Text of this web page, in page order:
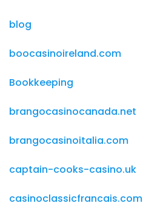
blog
boocasinoireland.com
Bookkeeping
brangocasinocanada.net
brangocasinoitalia.com
captain-cooks-casino.uk
casinoclassicfrancais.com